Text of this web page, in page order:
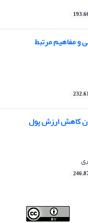
و مفاهیم مرتبط
کاهش ارزش پول